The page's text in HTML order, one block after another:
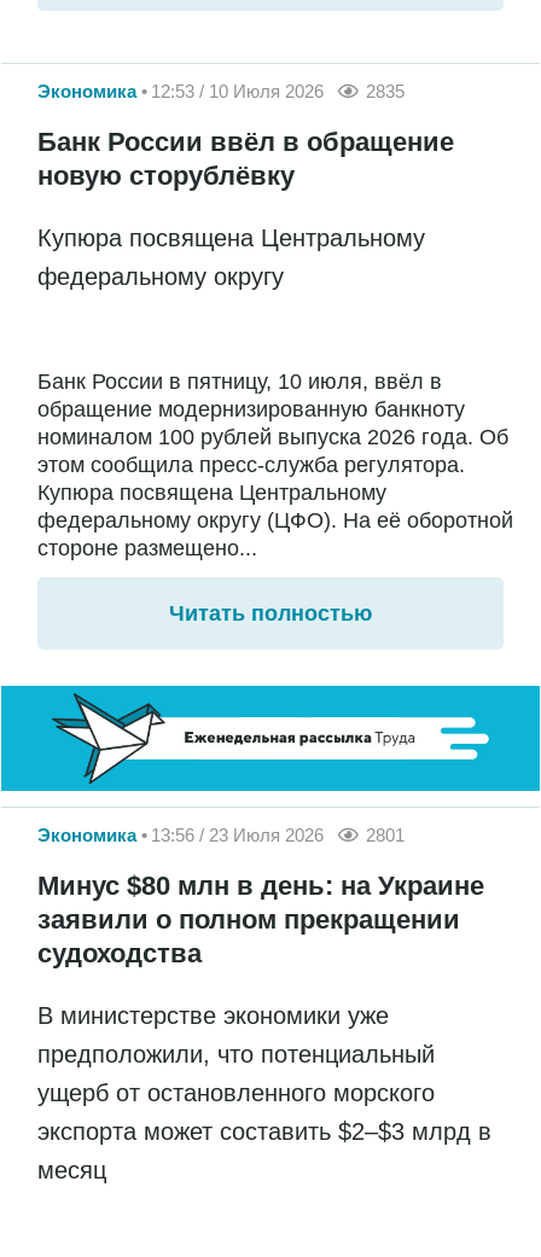
Экономика 12:53 / 10 Июля 2026 2835
Банк России ввёл в обращение
новую сторублёвку
Купюра посвящена Центральному
федеральному округу
Банк России в пятницу, 10 июля, ввёл в
обращение модернизированную банкноту
номиналом 100 рублей выпуска 2026 года. Об
этом сообщила пресс-служба регулятора.
Купюра посвящена Центральному
федеральному округу (ЦФО). На её оборотной
стороне размещено...
Читать полностью
Экономика 13:56 / 23 Июля 2026 2801
Минус $80 млн в день: на Украине
заявили о полном прекращении
судоходства
В министерстве экономики уже
предположили, что потенциальный
ущерб от остановленного морского
экспорта может составить $2–$3 млрд в
месяц